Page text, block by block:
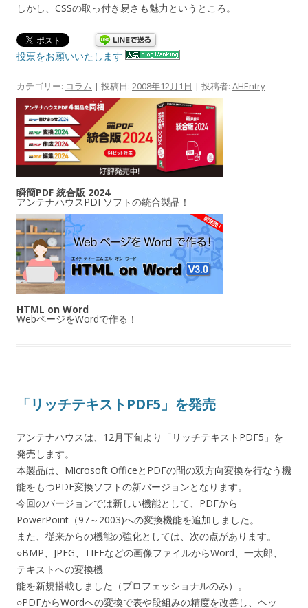
しかし、CSSの取っ付き易さも魅力というところ。
投票をお願いいたします
カテゴリー: コラム | 投稿日: 2008年12月1日 | 投稿者: AHEntry
瞬簡PDF 統合版 2024
アンテナハウスPDFソフトの統合製品！
HTML on Word
WebページをWordで作る！
「リッチテキストPDF5」を発売
アンテナハウスは、12月下旬より「リッチテキストPDF5」を
発売します。
本製品は、Microsoft OfficeとPDFの間の双方向変換を行なう機
能をもつPDF変換ソフトの新バージョンとなります。
今回のバージョンでは新しい機能として、PDFから
PowerPoint（97～2003)への変換機能を追加しました。
また、従来からの機能の強化としては、次の点があります。
○BMP、JPEG、TIFFなどの画像ファイルからWord、一太郎、
テキストへの変換機
能を新規搭載しました（プロフェッショナルのみ）。
○PDFからWordへの変換で表や段組みの精度を改善し、ヘッ